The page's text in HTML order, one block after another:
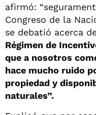
afirmó:
Congreso de la
se debatió acerca
Régimen de
que a nosotros
hace mucho ruido
propiedad y
naturales”.